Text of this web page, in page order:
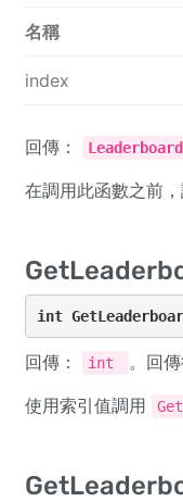
名稱
index
回傳： Leaderboard
在調用此函數之前
int
回傳： int 。回
使用索引值調用